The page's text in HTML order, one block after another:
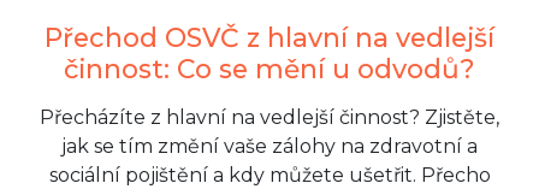
Přechod OSVČ z hlavní na vedlejší
činnost: Co se mění u odvodů?
Přecházíte z hlavní na vedlejší činnost? Zjistěte,
jak se tím změní vaše zálohy na zdravotní a
sociální pojištění a kdy můžete ušetřit. Přecho